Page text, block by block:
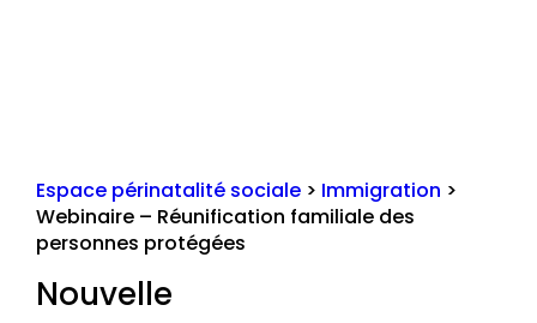
Espace périnatalité sociale > Immigration >
Webinaire – Réunification familiale des
personnes protégées
Nouvelle